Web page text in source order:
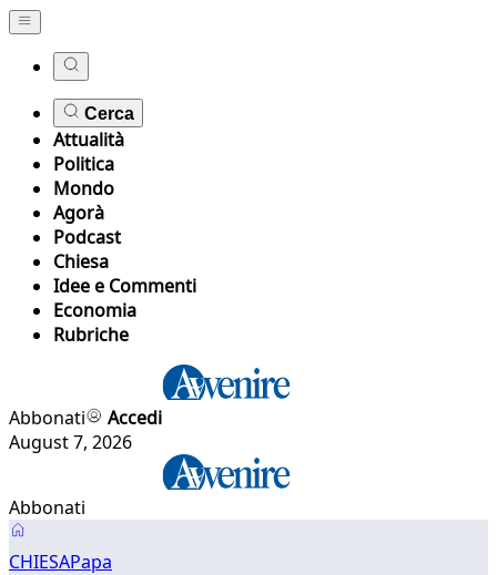
Cerca
Attualità
Politica
Mondo
Agorà
Podcast
Chiesa
Idee e Commenti
Economia
Rubriche
Abbonati
Accedi
August 7, 2026
Abbonati
Chiesa
CHIESAPapa